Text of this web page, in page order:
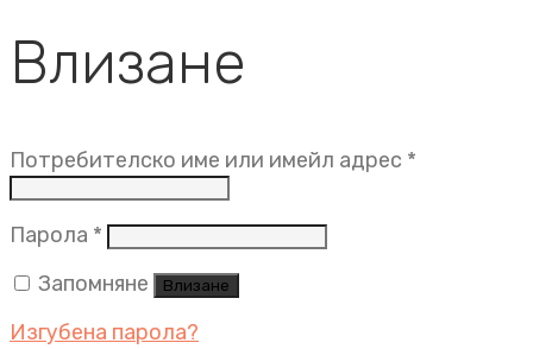
Влизане
Потребителско име или имейл адрес *
Парола * Задължително
Запомняне
Влизане
Изгубена парола?